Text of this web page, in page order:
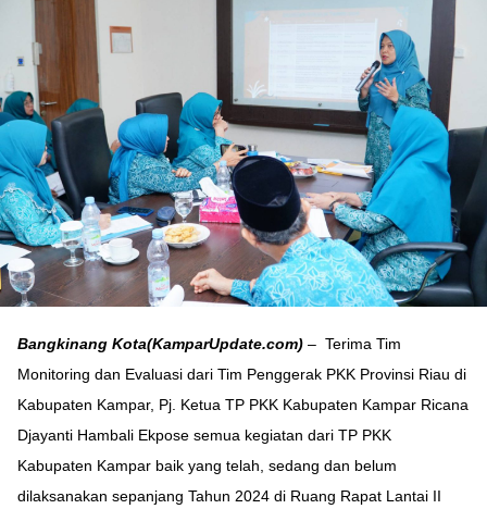
Bangkinang Kota(KamparUpdate.com) – Terima Tim
Monitoring dan Evaluasi dari Tim Penggerak PKK Provinsi Riau di
Kabupaten Kampar, Pj. Ketua TP PKK Kabupaten Kampar Ricana
Djayanti Hambali Ekpose semua kegiatan dari TP PKK
Kabupaten Kampar baik yang telah, sedang dan belum
dilaksanakan sepanjang Tahun 2024 di Ruang Rapat Lantai II